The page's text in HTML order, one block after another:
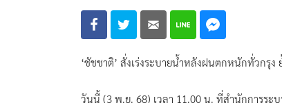
‘ชัชชาติ’ สั่งเร่งระบายน้ำหลังฝนตกหนักทั่วกรุ
วันนี้ (3 พ.ย. 68) เวลา 11.00 น. ที่สำนักการระ